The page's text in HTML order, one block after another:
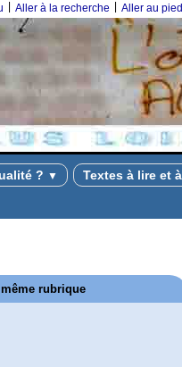
Aller à la recherche Aller au
? ▼ Textes à lire et
même rubrique